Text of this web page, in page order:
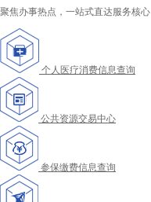
聚焦办事热点，一站式直达服务核心
个人医疗消费信息查询
公共资源交易中心
参保缴费信息查询